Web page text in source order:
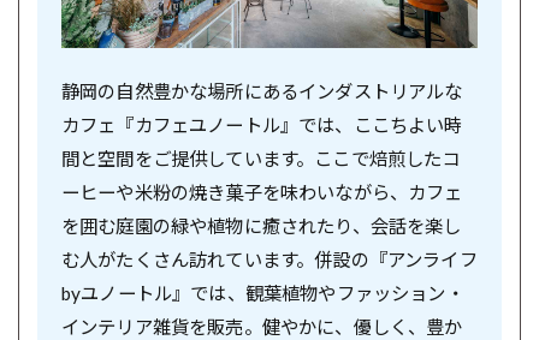
静岡の自然豊かな場所にあるインダストリアルな
カフェ『カフェユノートル』では、ここちよい時
間と空間をご提供しています。ここで焙煎したコ
ーヒーや米粉の焼き菓子を味わいながら、カフェ
を囲む庭園の緑や植物に癒されたり、会話を楽し
む人がたくさん訪れています。併設の『アンライフ
byユノートル』では、観葉植物やファッション・
インテリア雑貨を販売。健やかに、優しく、豊か